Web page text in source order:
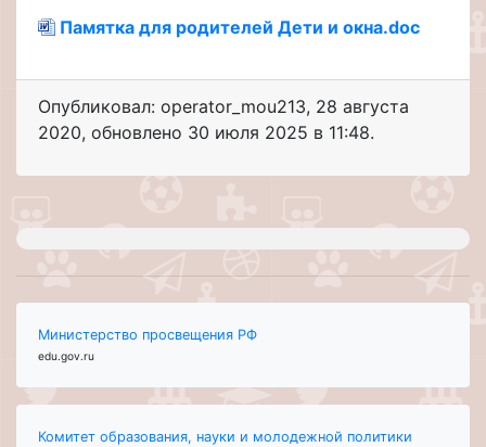
Памятка для родителей Дети и окна.doc
Опубликовал: operator_mou213, 28 августа
2020, обновлено 30 июля 2025 в 11:48.
Министерство просвещения РФ
edu.gov.ru
Комитет образования, науки и молодежной политики